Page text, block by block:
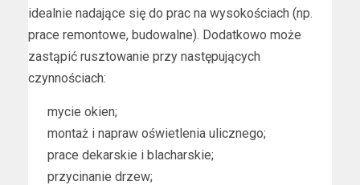
idealnie nadające się do prac na wysokościach (np.
prace remontowe, budowalne). Dodatkowo może
zastąpić rusztowanie przy następujących
czynnościach:
mycie okien;
montaż i napraw oświetlenia ulicznego;
prace dekarskie i blacharskie;
przycinanie drzew;